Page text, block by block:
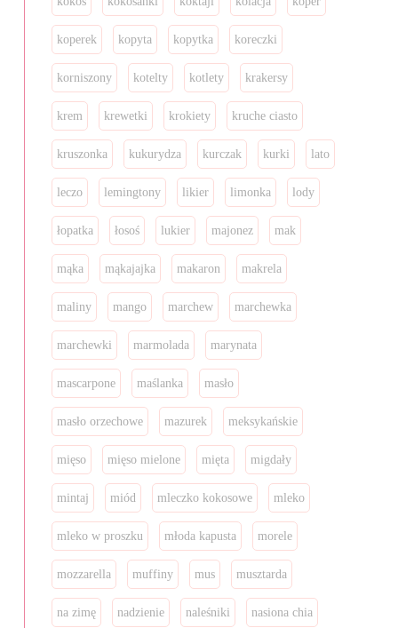
koperek kopyta kopytka koreczki
korniszony kotelty kotlety krakersy
krem krewetki krokiety kruche ciasto
kruszonka kukurydza kurczak kurki lato
leczo lemingtony likier limonka lody
łopatka łosoś lukier majonez mak
mąka mąkajajka makaron makrela
maliny mango marchew marchewka
marchewki marmolada marynata
mascarpone maślanka masło
masło orzechowe mazurek meksykańskie
mięso mięso mielone mięta migdały
mintaj miód mleczko kokosowe mleko
mleko w proszku młoda kapusta morele
mozzarella muffiny mus musztarda
na zimę nadzienie naleśniki nasiona chia